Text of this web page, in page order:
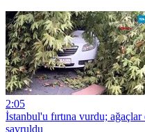
2:05
İstanbul'u fırtına vurdu;
savruldu